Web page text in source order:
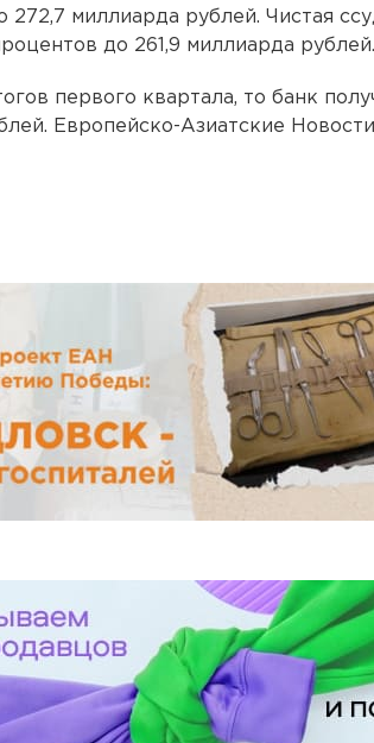
272,7 миллиарда рублей. Чистая
до 261,9 миллиарда рублей.
первого квартала, то банк
Европейско-Азиатские